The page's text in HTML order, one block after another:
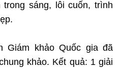
sáng, lôi cuốn, trình
Giám khảo Quốc gia đã
khảo. Kết quả: 1 giải